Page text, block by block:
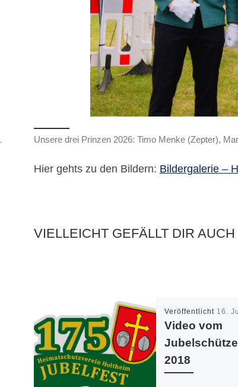
Unsere drei Prinzen 2026: Timo Menke (Zepter),
Hier gehts zu den Bildern: Bildergalerie –
VIELLEICHT GEFÄLLT DIR AUCH
Veröffentlicht 16.
Video vom
2018